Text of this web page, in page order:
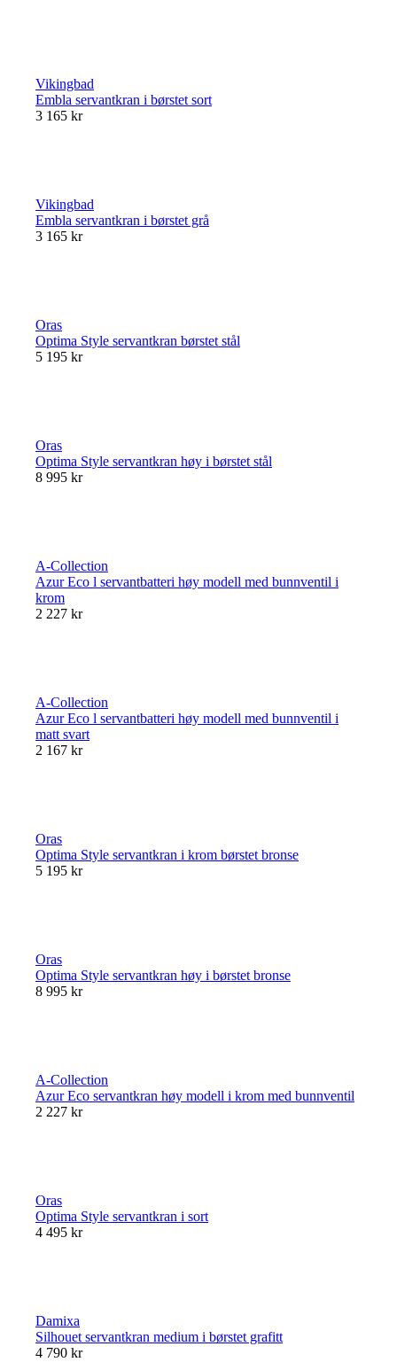
Vikingbad
Embla servantkran i børstet sort
3 165 kr
Vikingbad
Embla servantkran i børstet grå
3 165 kr
Oras
Optima Style servantkran børstet stål
5 195 kr
Oras
Optima Style servantkran høy i børstet stål
8 995 kr
A-Collection
Azur Eco l servantbatteri høy modell med bunnventil i
krom
2 227 kr
A-Collection
Azur Eco l servantbatteri høy modell med bunnventil i
matt svart
2 167 kr
Oras
Optima Style servantkran i krom børstet bronse
5 195 kr
Oras
Optima Style servantkran høy i børstet bronse
8 995 kr
A-Collection
Azur Eco servantkran høy modell i krom med bunnventil
2 227 kr
Oras
Optima Style servantkran i sort
4 495 kr
Damixa
Silhouet servantkran medium i børstet grafitt
4 790 kr